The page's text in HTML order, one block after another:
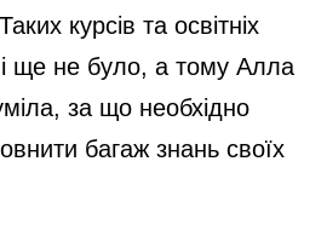
курсів та освітніх
ще не було, а тому Алла
за що необхідно
багаж знань своїх